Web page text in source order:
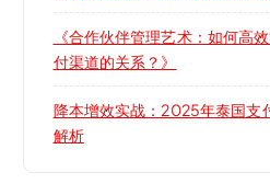
《合作伙伴管理艺术：如何高
付渠道的关系？》
降本增效实战：2025年泰国支
解析